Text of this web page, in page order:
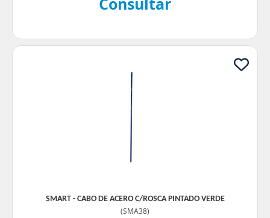
SMART - CABO DE ACERO C/ROSCA PINTADO VERDE
(SMA38)